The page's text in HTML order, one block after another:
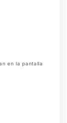
en la pantalla